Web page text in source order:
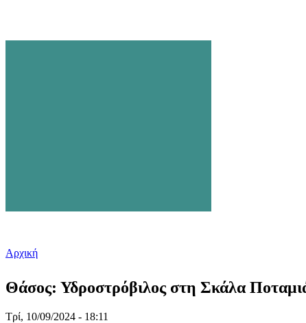
Αρχική
Θάσος: Υδροστρόβιλος στη Σκάλα
Τρί, 10/09/2024 - 18:11